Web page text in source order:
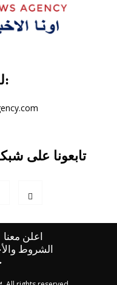
لمراسلتنا:
تابعونا على
اعلن معنا
الشروط